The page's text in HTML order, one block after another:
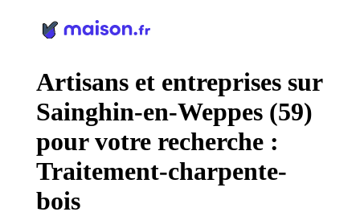
Artisans et entreprises sur
Sainghin-en-Weppes (59)
pour votre recherche :
Traitement-charpente-
bois